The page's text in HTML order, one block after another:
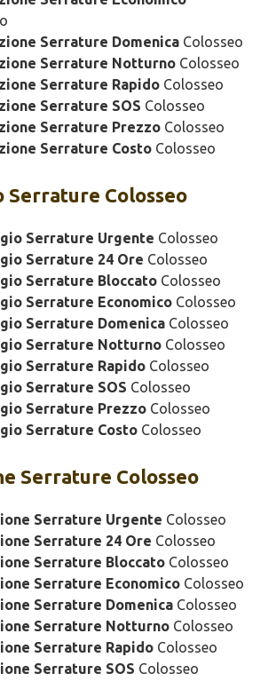
Serrature Domenica Colosseo
Serrature Notturno Colosseo
Serrature Rapido Colosseo
Serrature SOS Colosseo
Serrature Prezzo Colosseo
Serrature Costo Colosseo
Serrature Colosseo
Serrature Urgente Colosseo
Serrature 24 Ore Colosseo
Serrature Bloccato Colosseo
Serrature Economico Colosseo
Serrature Domenica Colosseo
Serrature Notturno Colosseo
Serrature Rapido Colosseo
Serrature SOS Colosseo
Serrature Prezzo Colosseo
Serrature Costo Colosseo
Serrature Colosseo
Serrature Urgente Colosseo
Serrature 24 Ore Colosseo
Serrature Bloccato Colosseo
Serrature Economico Colosseo
Serrature Domenica Colosseo
Serrature Notturno Colosseo
Serrature Rapido Colosseo
Serrature SOS Colosseo